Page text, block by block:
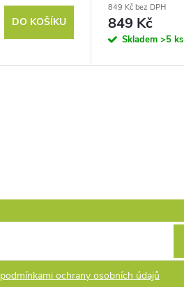
DO KOŠÍKU
849 Kč bez DPH
849 Kč
Skladem >5 ks
podmínkami ochrany osobních údajů